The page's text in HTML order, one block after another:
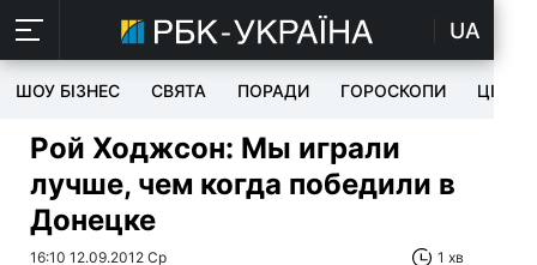
UA
ШОУ БІЗНЕС СВЯТА ПОРАДИ ГОРОСКОПИ ЦІКАВЕ
Рой Ходжсон: Мы играли
лучше, чем когда победили в
Донецке
16:10 12.09.2012 Ср 1 хв